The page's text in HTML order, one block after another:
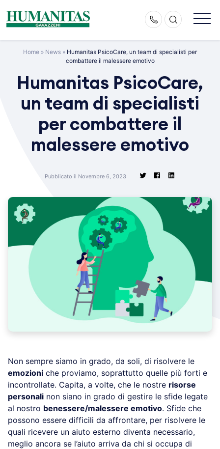
content
Home » News » Humanitas PsicoCare, un team di specialisti per
combattere il malessere emotivo
Humanitas PsicoCare,
un team di specialisti
per combattere il
malessere emotivo
Pubblicato il Novembre 6, 2023
Non sempre siamo in grado, da soli, di risolvere le
emozioni che proviamo, soprattutto quelle più forti e
incontrollate. Capita, a volte, che le nostre risorse
personali non siano in grado di gestire le sfide legate
al nostro benessere/malessere emotivo. Sfide che
possono essere difficili da affrontare, per risolvere le
quali ricevere un aiuto esterno diventa necessario,
meglio ancora se l’aiuto arriva da chi si occupa di